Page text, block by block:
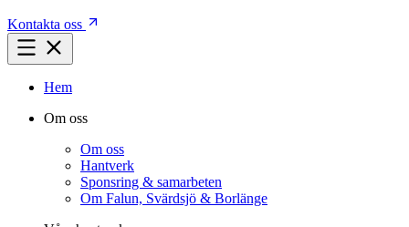
Kontakta oss
Hem
Om oss
Om oss
Hantverk
Sponsring & samarbeten
Om Falun, Svärdsjö & Borlänge